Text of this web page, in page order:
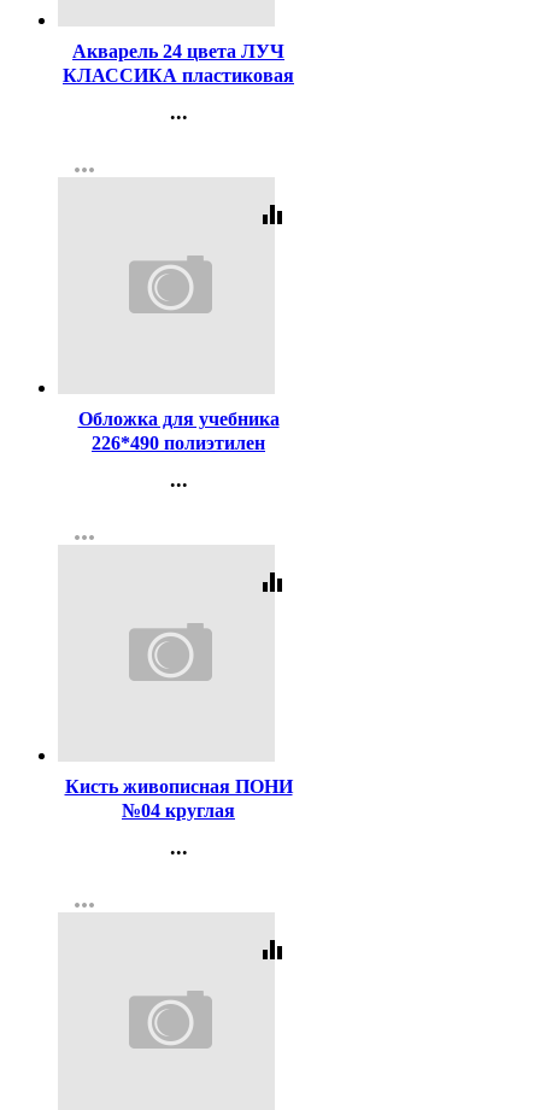
Акварель 24 цвета ЛУЧ
КЛАССИКА пластиковая
арт 19С1294-08
...
Регистрация
more_horiz
equalizer
Обложка для учебника
226*490 полиэтилен
арт У 226
...
Регистрация
more_horiz
equalizer
Кисть живописная ПОНИ
№04 круглая
...
Регистрация
more_horiz
equalizer